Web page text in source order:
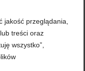
jakość przeglądania,
treści oraz
wszystko”,